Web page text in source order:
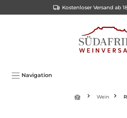
Kostenloser Versand ab
Navigation
Wein